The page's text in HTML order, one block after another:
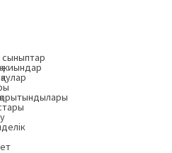
сыныптар
жиындар